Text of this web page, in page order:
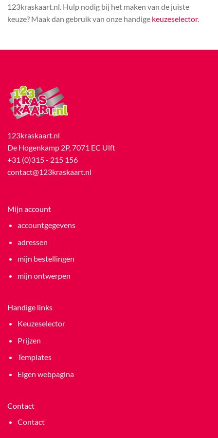
123kraskaart.nl. Hulp nodig bij het maken van de juiste
keuze? Maak dan gebruik van onze handige keuzeselector.
123kraskaart.nl
De Hogenkamp 2P, 7071 EC Ulft
+31 (0)315 - 215 156
contact@123kraskaart.nl
Mijn account
accountgegevens
adressen
mijn bestellingen
mijn ontwerpen
Handige links
Keuzeselector
Prijzen
Templates
Eigen webpagina
Contact
Contact